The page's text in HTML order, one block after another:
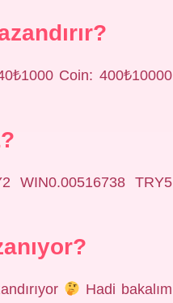
Coin: 400₺10000
WIN0.00516738 TRY5
Hadi bakalım